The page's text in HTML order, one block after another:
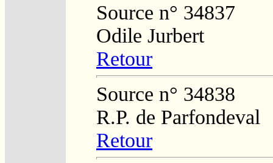
Source n° 34837
Odile Jurbert
Retour
Source n° 34838
R.P. de Parfondeval
Retour